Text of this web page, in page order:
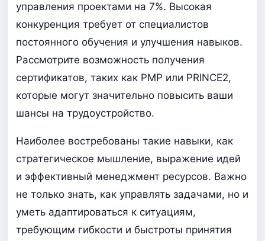
управления проектами на 7%. Высокая
конкуренция требует от специалистов
постоянного обучения и улучшения навыков.
Рассмотрите возможность получения
сертификатов, таких как PMP или PRINCE2,
которые могут значительно повысить ваши
шансы на трудоустройство.
Наиболее востребованы такие навыки, как
стратегическое мышление, выражение идей
и эффективный менеджмент ресурсов. Важно
не только знать, как управлять задачами, но и
уметь адаптироваться к ситуациям,
требующим гибкости и быстроты принятия